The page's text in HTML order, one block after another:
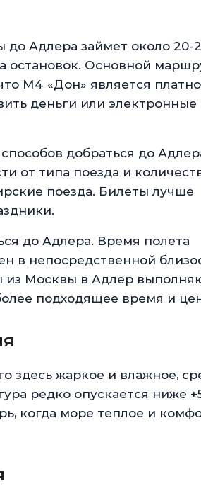
до Адлера займет около 20-
остановок. Основной
М4 «Дон» является
деньги или электронные
добраться до
от типа поезда и
поезда. Билеты лучше
до Адлера. Время полета
в непосредственной
из Москвы в Адлер
подходящее время и
здесь жаркое и влажное,
редко опускается ниже
когда море теплое и